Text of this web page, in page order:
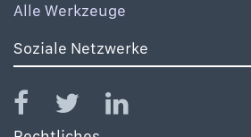
Alle Werkzeuge
Soziale Netzwerke